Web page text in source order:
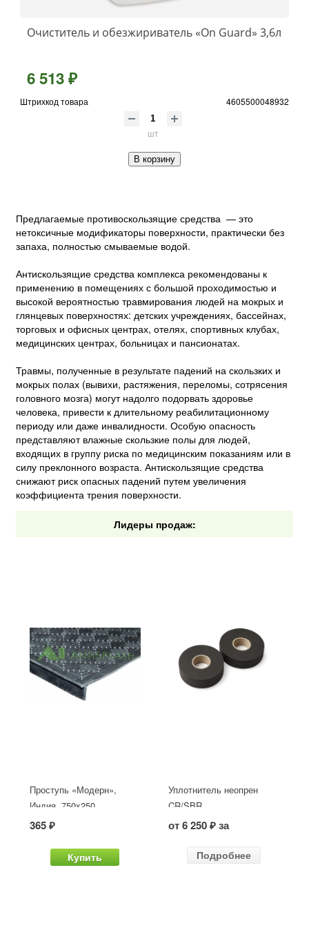
Очиститель и обезжириватель «On Guard» 3,6л
6 513 ₽
Штрихкод товара 4605500048932
шт
В корзину
Предлагаемые противоскользящие средства — это
нетоксичные модификаторы поверхности, практически без
запаха, полностью смываемые водой.
Антискользящие средства комплекса рекомендованы к
применению в помещениях с большой проходимостью и
высокой вероятностью травмирования людей на мокрых и
глянцевых поверхностях: детских учреждениях, бассейнах,
торговых и офисных центрах, отелях, спортивных клубах,
медицинских центрах, больницах и пансионатах.
Травмы, полученные в результате падений на скользких и
мокрых полах (вывихи, растяжения, переломы, сотрясения
головного мозга) могут надолго подорвать здоровье
человека, привести к длительному реабилитационному
периоду или даже инвалидности. Особую опасность
представляют влажные скользкие полы для людей,
входящих в группу риска по медицинским показаниям или в
силу преклонного возраста. Антискользящие средства
снижают риск опасных падений путем увеличения
коэффициента трения поверхности.
Лидеры продаж:
Проступь «Модерн»,
Индия, 750x250
365 ₽
Купить
Уплотнитель неопрен
CR/SBR
от 6 250 ₽ за
Подробнее